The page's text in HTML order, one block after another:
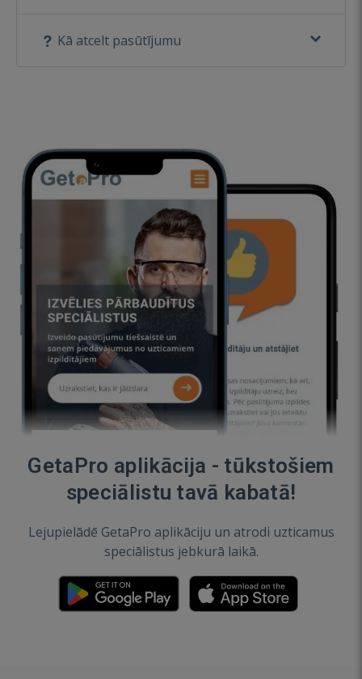
Kā atcelt pasūtījumu
GetaPro aplikācija - tūkstošiem
speciālistu tavā kabatā!
Lejupielādē GetaPro aplikāciju un atrodi uzticamus
speciālistus jebkurā laikā.